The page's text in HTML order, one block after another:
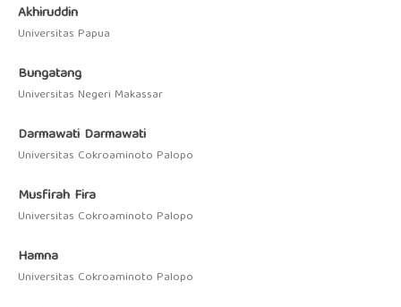
Akhiruddin
Universitas Papua
Bungatang
Universitas Negeri Makassar
Darmawati Darmawati
Universitas Cokroaminoto Palopo
Musfirah Fira
Universitas Cokroaminoto Palopo
Hamna
Universitas Cokroaminoto Palopo